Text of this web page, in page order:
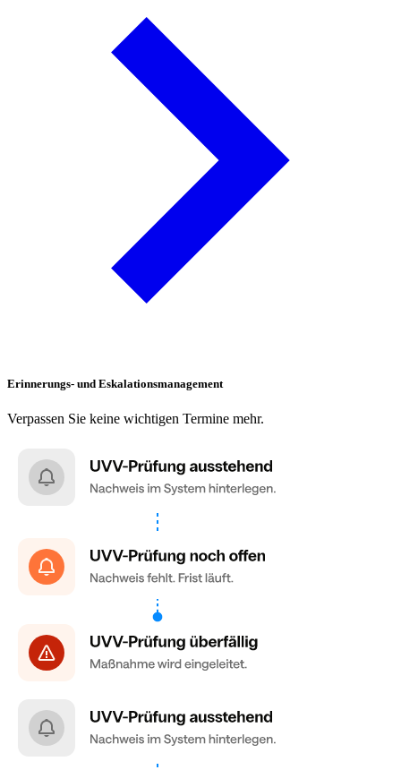
Erinnerungs- und Eskalationsmanagement
Verpassen Sie keine wichtigen Termine mehr.